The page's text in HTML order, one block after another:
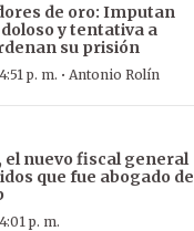
de oro: Imputan
y tentativa a
su prisión
p. m. · Antonio Rolín
el nuevo fiscal general
que fue abogado de
p. m.